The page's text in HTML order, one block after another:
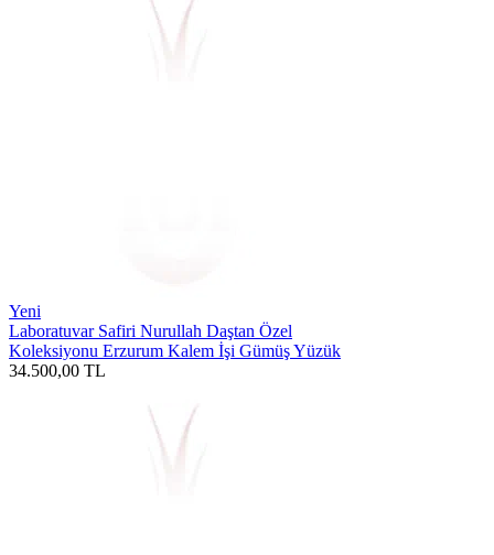
Yeni
Laboratuvar Safiri Nurullah Daştan Özel
Koleksiyonu Erzurum Kalem İşi Gümüş Yüzük
34.500,00 TL